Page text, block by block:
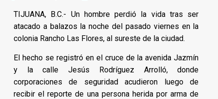
TIJUANA, B.C.- Un hombre perdió la vida tras ser
atacado a balazos la noche del pasado viernes en la
colonia Rancho Las Flores, al sureste de la ciudad.
El hecho se registró en el cruce de la avenida Jazmín
y la calle Jesús Rodríguez Arrolló, donde
corporaciones de seguridad acudieron luego de
recibir el reporte de una persona herida por arma de